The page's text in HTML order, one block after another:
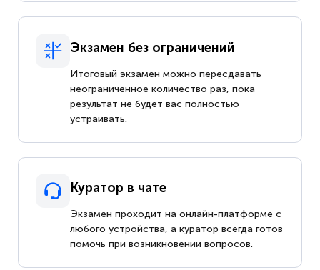
Экзамен без ограничений
Итоговый экзамен можно пересдавать
неограниченное количество раз, пока
результат не будет вас полностью
устраивать.
Куратор в чате
Экзамен проходит на онлайн-платформе с
любого устройства, а куратор всегда готов
помочь при возникновении вопросов.